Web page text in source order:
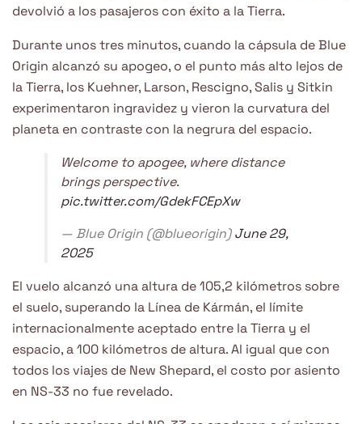
devolvió a los pasajeros con éxito a la Tierra.
Durante unos tres minutos, cuando la cápsula de Blue
Origin alcanzó su apogeo, o el punto más alto lejos de
la Tierra, los Kuehner, Larson, Rescigno, Salis y Sitkin
experimentaron ingravidez y vieron la curvatura del
planeta en contraste con la negrura del espacio.
Welcome to apogee, where distance
brings perspective.
pic.twitter.com/GdekFCEpXw
— Blue Origin (@blueorigin)June 29,
2025
El vuelo alcanzó una altura de 105,2 kilómetros sobre
el suelo, superando la Línea de Kármán, el límite
internacionalmente aceptado entre la Tierra y el
espacio, a 100 kilómetros de altura. Al igual que con
todos los viajes de New Shepard, el costo por asiento
en NS-33 no fue revelado.